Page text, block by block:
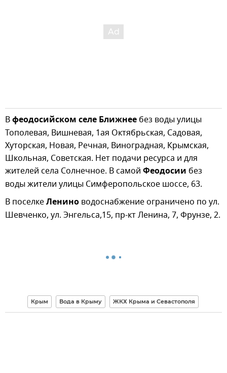
Вфеодосийском селе Ближнее без воды улицы
Тополевая, Вишневая, 1ая Октябрьская, Садовая,
Хуторская, Новая, Речная, Виноградная, Крымская,
Школьная, Советская. Нет подачи ресурса и для
жителей села Солнечное. В самой Феодосии без
воды жители улицы Симферопольское шоссе, 63.
В поселкеЛенино водоснабжение ограничено по ул.
Шевченко, ул. Энгельса,15, пр-кт Ленина, 7, Фрунзе, 2.
Крым Вода в Крыму ЖКХ Крыма и Севастополя